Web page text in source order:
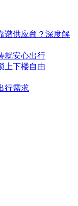
谱供应商？深度解
就安心出行
上下楼自由
行需求